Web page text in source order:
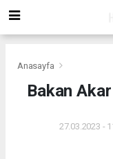
Anasayfa
Bakan
27.03.2023 -